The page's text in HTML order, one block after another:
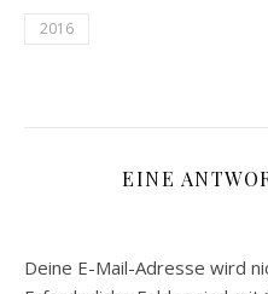
2016
EINE
Deine E-Mail-Adresse wird